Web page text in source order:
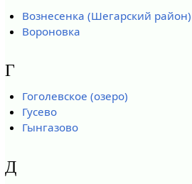
Вознесенка (Шегарский район)
Вороновка
Г
Гоголевское (озеро)
Гусево
Гынгазово
Д